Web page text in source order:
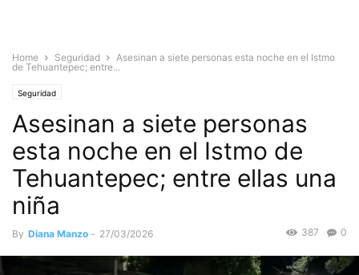
Home Seguridad
Asesinan a siete personas esta noche en el Istmo
de Tehuantepec; entre...
Seguridad
Asesinan a siete personas
esta noche en el Istmo de
Tehuantepec; entre ellas una
niña
By Diana Manzo - 27/03/2026 0
387